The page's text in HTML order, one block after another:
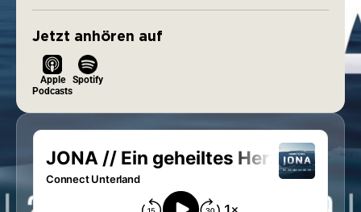
Jetzt anhören auf
Apple
Podcasts
Spotify